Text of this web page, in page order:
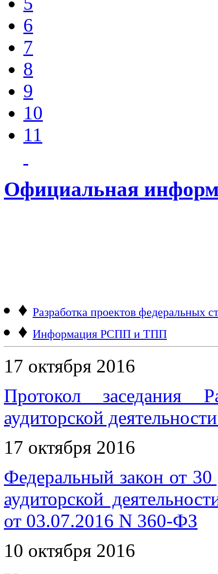
6
7
8
9
10
11
Официальная
♦ Разработка проектов федеральных
♦ Информация РСПП и ТПП
17 октября 2016
Протокол заседания
аудиторской
17 октября 2016
Федеральный закон от
аудиторской
от 03.07.2016 N 360-ФЗ
10 октября 2016